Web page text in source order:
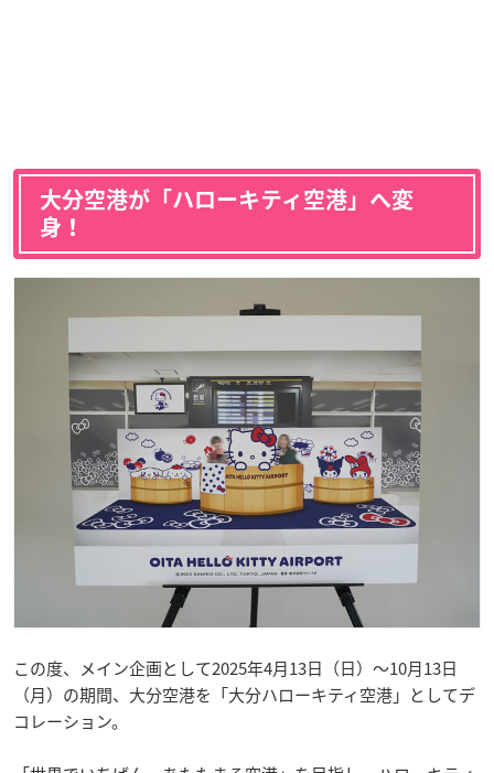
大分空港が「ハローキティ空港」へ変
身！
この度、メイン企画として2025年4月13日（日）～10月13日
（月）の期間、大分空港を「大分ハローキティ空港」としてデ
コレーション。